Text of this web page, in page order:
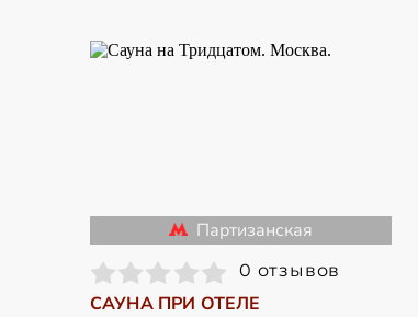
Партизанская
0 отзывов
САУНА ПРИ ОТЕЛЕ